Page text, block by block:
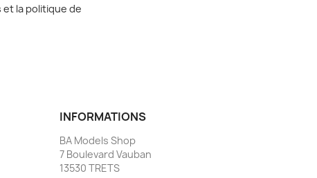
la politique de
INFORMATIONS
BA Models Shop
7 Boulevard Vauban
13530 TRETS